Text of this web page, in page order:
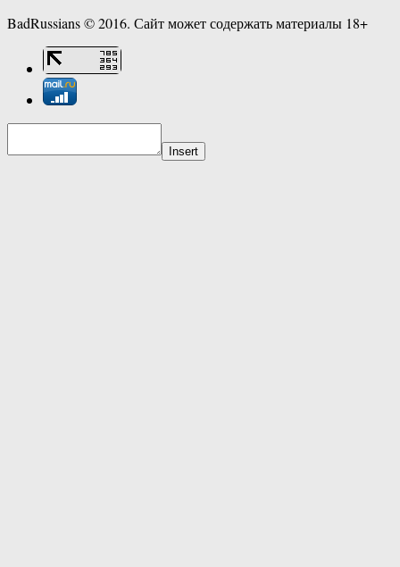
BadRussians © 2016. Сайт может содержать материалы 18+
Insert